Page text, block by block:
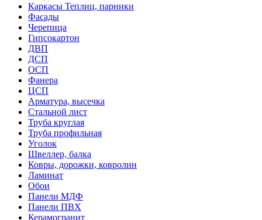
Каркасы Теплиц, парники
Фасады
Черепица
Гипсокартон
ДВП
ДСП
ОСП
Фанера
ЦСП
Арматура, высечка
Стальной лист
Труба круглая
Труба профильная
Уголок
Швеллер, балка
Ковры, дорожки, ковролин
Ламинат
Обои
Панели МДФ
Панели ПВХ
Керамогранит